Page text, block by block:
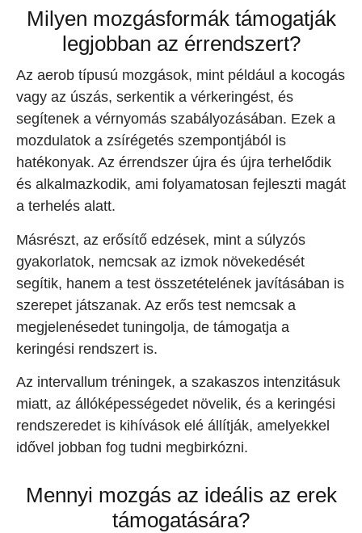
Milyen mozgásformák támogatják
legjobban az érrendszert?
Az aerob típusú mozgások, mint például a kocogás
vagy az úszás, serkentik a vérkeringést, és
segítenek a vérnyomás szabályozásában. Ezek a
mozdulatok a zsírégetés szempontjából is
hatékonyak. Az érrendszer újra és újra terhelődik
és alkalmazkodik, ami folyamatosan fejleszti magát
a terhelés alatt.
Másrészt, az erősítő edzések, mint a súlyzós
gyakorlatok, nemcsak az izmok növekedését
segítik, hanem a test összetételének javításában is
szerepet játszanak. Az erős test nemcsak a
megjelenésedet tuningolja, de támogatja a
keringési rendszert is.
Az intervallum tréningek, a szakaszos intenzitásuk
miatt, az állóképességedet növelik, és a keringési
rendszeredet is kihívások elé állítják, amelyekkel
idővel jobban fog tudni megbirkózni.
Mennyi mozgás az ideális az erek
támogatására?